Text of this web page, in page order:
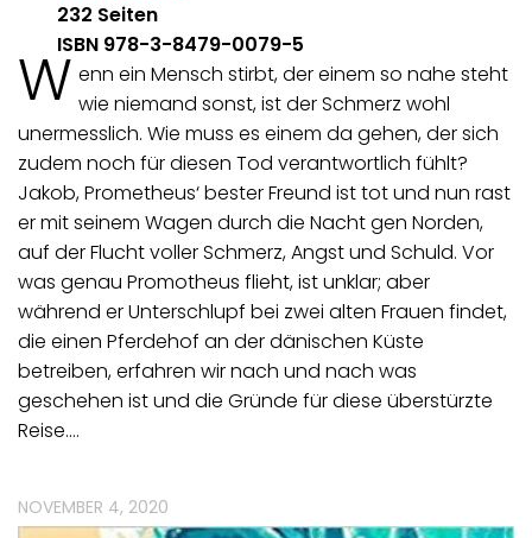
232 Seiten
ISBN 978-3-8479-0079-5
W enn ein Mensch stirbt, der einem so nahe steht
wie niemand sonst, ist der Schmerz wohl
unermesslich. Wie muss es einem da gehen, der sich
zudem noch für diesen Tod verantwortlich fühlt?
Jakob, Prometheus‘ bester Freund ist tot und nun rast
er mit seinem Wagen durch die Nacht gen Norden,
auf der Flucht voller Schmerz, Angst und Schuld. Vor
was genau Promotheus flieht, ist unklar; aber
während er Unterschlupf bei zwei alten Frauen findet,
die einen Pferdehof an der dänischen Küste
betreiben, erfahren wir nach und nach was
geschehen ist und die Gründe für diese überstürzte
Reise.…
NOVEMBER 4, 2020